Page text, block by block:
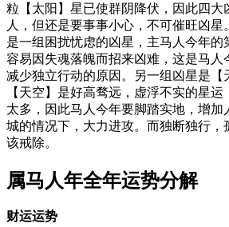
粒【太阳】星已使群阴降伏，因此四大
人，但还是要事事小心，不可催旺凶星
是一组困扰忧虑的凶星，主马人今年的
容易因失魂落魄而招来凶难，这是马人
减少独立行动的原因。另一组凶星是【
【天空】是好高骛远，虚浮不实的星
太多，因此马人今年要脚踏实地，增加
城的情况下，大力进攻。而独断独行，
该戒除。
属马人年全年运势分解
财运运势